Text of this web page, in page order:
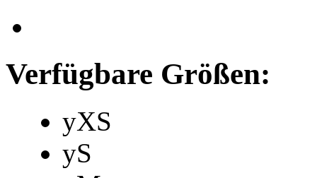
Verfügbare Größen:
yXS
yS